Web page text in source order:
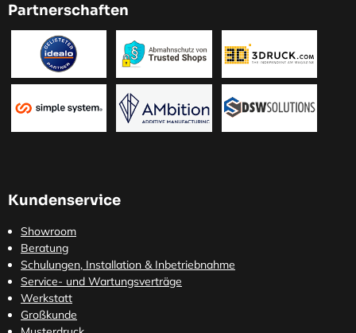
Partnerschaften
Kundenservice
Showroom
Beratung
Schulungen, Installation & Inbetriebnahme
Service- und Wartungsverträge
Werkstatt
Großkunde